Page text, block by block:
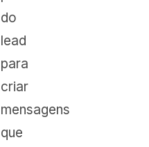
do
lead
para
criar
mensagens
que